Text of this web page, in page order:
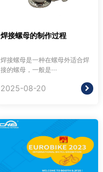
焊接螺母的制作过程
焊接螺母是一种在螺母外适合焊
接的螺母，一般是···
2025-08-20